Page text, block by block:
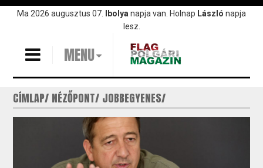
UgrásMa 2026 augusztus 07. Ibolya napja van. Holnap László napja
lesz.
MENU
CÍMLAP NÉZŐPONT JOBBEGYENES